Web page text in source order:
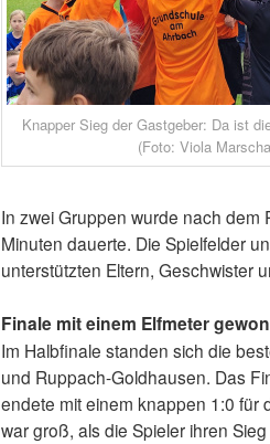
Knapper Sieg der Gastgeber: Da ist
(Foto: Viola
In zwei Gruppen wurde nach
Minuten dauerte. Die Spielfelder
unterstützten Eltern, Geschwister
Finale mit einem Elfmeter
Im Halbfinale standen sich die
und Ruppach-Goldhausen. Das
endete mit einem knappen 1:0 für
war groß, als die Spieler ihren